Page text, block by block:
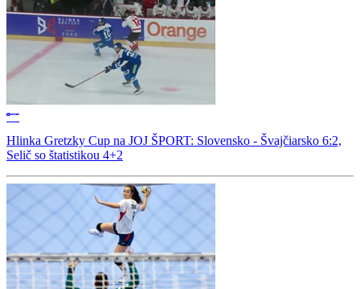
Hlinka Gretzky Cup na JOJ ŠPORT: Slovensko - Švajčiarsko 6:2,
Selič so štatistikou 4+2